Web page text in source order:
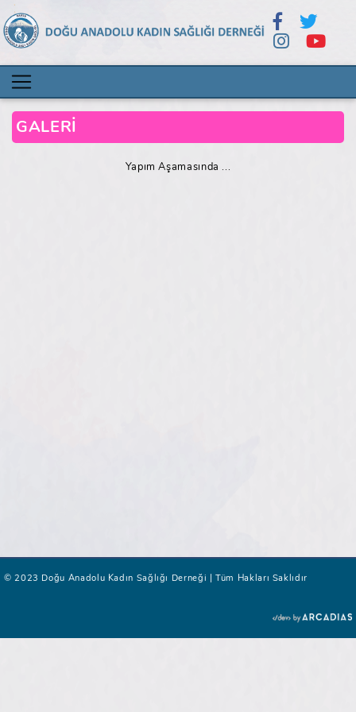
GALERİ
Yapım Aşamasında ...
© 2023 Doğu Anadolu Kadın Sağlığı Derneği | Tüm Hakları Saklıdır